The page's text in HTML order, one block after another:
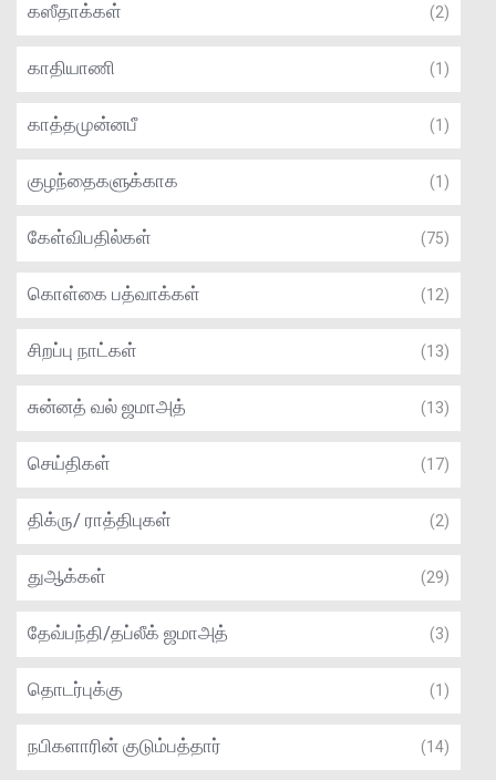
கஸீதாக்கள் (2)
காதியாணி (1)
காத்தமுன்னபீ (1)
குழந்தைகளுக்காக (1)
கேள்விபதில்கள் (75)
கொள்கை பத்வாக்கள் (12)
சிறப்பு நாட்கள் (13)
சுன்னத் வல் ஜமாஅத் (13)
செய்திகள் (17)
திக்ரு/ ராத்திபுகள் (2)
துஆக்கள் (29)
தேவ்பந்தி/தப்லீக் ஜமாஅத் (3)
தொடர்புக்கு (1)
நபிகளாரின் குடும்பத்தார் (14)